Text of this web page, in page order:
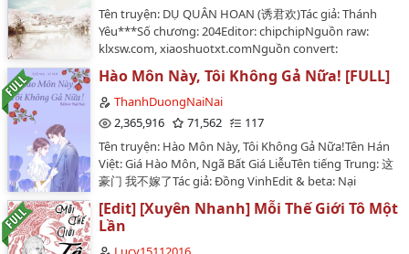
TRUYỆN EDIT CHỈ ĐÚNG 80-90%, mình edit vì sở thích
nên trình độ có hạn, mọi người cứ tuỳ tiện đọc, có thể
đóng góp ý kiến nhưng xin hãy nhẹ nhàng chứ đừng
buông lời cay đắng nha Q_Q…
Tên truyện: DỤ QUÂN HOAN (诱君欢)Tác giả: Thánh
Yêu***Số chương: 204Editor: chipchipNguồn raw:
klxsw.com, xiaoshuotxt.comNguồn convert:
wattpad.comConverter: nguyetly_acc1***Mình chỉ
đăng truyện trên trang wattpad.com. Bạn nào muốn
share truyện ở những trang khác vui lòng báo mình
một tiếng và ghi rõ tên editor, nguồn truyện và các
Hào Môn Này, Tôi Không Gả Nữa! [FULL]
ThanhDuongNaiNai
2,365,916
71,562
117
Tên truyện: Hào Môn Này, Tôi Không Gả Nữa!Tên Hán
Việt: Giá Hào Môn, Ngã Bất Giá LiễuTên tiếng Trung: 这
豪门 我不嫁了Tác giả: Đồng VinhEdit & beta: Nại
NạiTình trạng: Hoàn thành [92 chương + 24 chương
ngoại truyện]Thể loại: Ngôn tình, hiện đại, HE, tình
cảm, ngọt, ngược, hào môn thế gia, trước nữ truy sau
nam truy, gương vỡ lại lành, trước ngược nữ sau
[Edit] [Xuyên Nhanh] Mỗi Thế Giới Tô Một
Lần